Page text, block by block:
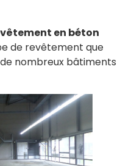
en béton
de revêtement que
nombreux bâtiments